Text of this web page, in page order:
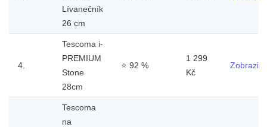
Lívanečník
26 cm
4.
Tescoma i-
PREMIUM
Stone
28cm
⭐ 92 %
1 299
Kč
Zobrazit
Tescoma
na